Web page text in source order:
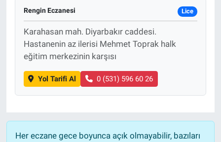
Rengin Eczanesi Lice
Karahasan mah. Diyarbakır caddesi.
Hastanenin az ilerisi Mehmet Toprak halk
eğitim merkezinin karşısı
Yol Tarifi Al 0 (531) 596 60 26
Her eczane gece boyunca açık olmayabilir, bazıları